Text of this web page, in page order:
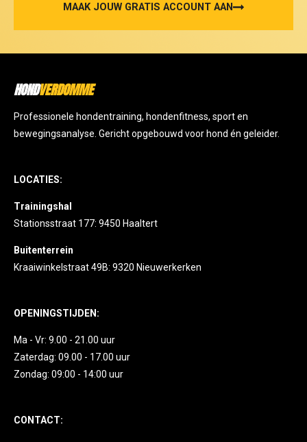
MAAK JOUW GRATIS ACCOUNT AAN
HONDVERDOMME
Professionele hondentraining, hondenfitness, sport en
bewegingsanalyse. Gericht opgebouwd voor hond én geleider.
LOCATIES:
Trainingshal
Stationsstraat 177: 9450 Haaltert
Buitenterrein
Kraaiwinkelstraat 49B: 9320 Nieuwerkerken
OPENINGSTIJDEN:
Ma - Vr: 9.00 - 21.00 uur
Zaterdag: 09.00 - 17.00 uur
Zondag: 09:00 - 14:00 uur
CONTACT: